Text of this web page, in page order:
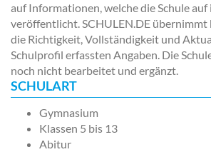
auf Informationen, welche die Schule
veröffentlicht. SCHULEN.DE übernimmt
die Richtigkeit, Vollständigkeit und
Schulprofil erfassten Angaben. Die
noch nicht bearbeitet und ergänzt.
SCHULART
Gymnasium
Klassen 5 bis 13
Abitur